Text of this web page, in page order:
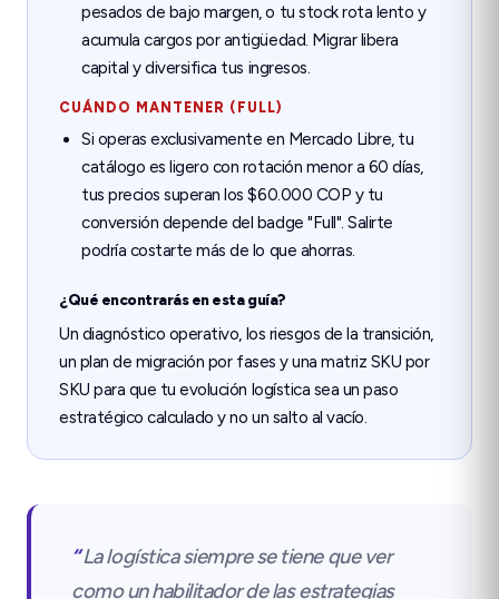
pesados de bajo margen, o tu stock rota lento y
acumula cargos por antigüedad. Migrar libera
capital y diversifica tus ingresos.
CUÁNDO MANTENER (FULL)
Si operas exclusivamente en Mercado Libre, tu
catálogo es ligero con rotación menor a 60 días,
tus precios superan los $60.000 COP y tu
conversión depende del badge "Full". Salirte
podría costarte más de lo que ahorras.
¿Qué encontrarás en esta guía?
Un diagnóstico operativo, los riesgos de la transición,
un plan de migración por fases y una matriz SKU por
SKU para que tu evolución logística sea un paso
estratégico calculado y no un salto al vacío.
“La logística siempre se tiene que ver
como un habilitador de las estrategias